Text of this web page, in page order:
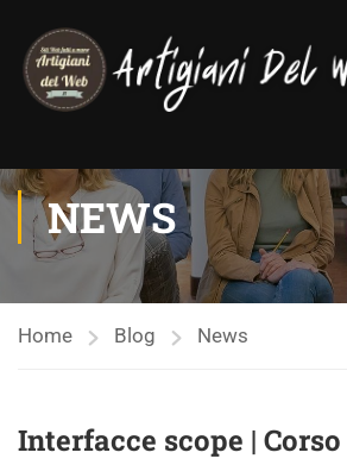
NEWS
Home Blog News
Interfacce scope |